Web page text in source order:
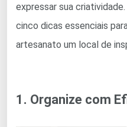
expressar sua
cinco dicas essenciais
artesanato um local de
1. Organize com